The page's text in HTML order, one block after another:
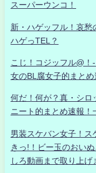
スーパーウンコ！
新・ハゲッフル！哀愁
ハゲっTEL？
こじ！コジッフル@
女のBL腐女子的まとめ
何だ！何が？真・シ
ニート的まとめ速報！
男装スケバン女子！ス
きっ!！ビー玉のおい
しろ動画まで取り上げ